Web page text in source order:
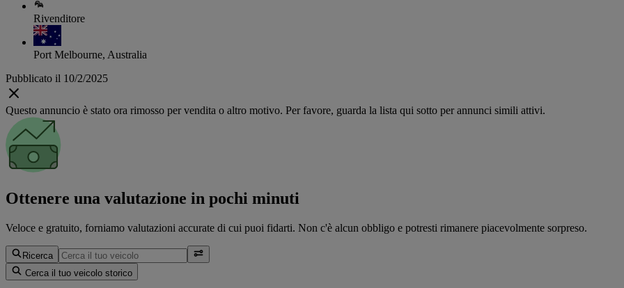
Rivenditore
Port Melbourne, Australia
Pubblicato il 10/2/2025
Questo annuncio è stato ora rimosso per vendita o altro motivo. Per favore, guarda la lista qui sotto per annunci simili attivi.
Ottenere una valutazione in pochi minuti
Veloce e gratuito, forniamo valutazioni accurate di cui puoi fidarti. Non c'è alcun obbligo e potresti rimanere piacevolmente sorpreso.
Ricerca
Cerca il tuo veicolo storico